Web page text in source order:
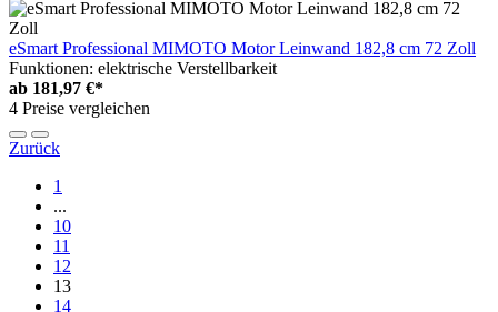
eSmart Professional MIMOTO Motor Leinwand 182,8 cm 72 Zoll
Funktionen: elektrische Verstellbarkeit
ab 181,97 €*
4 Preise vergleichen
Zurück
1
...
10
11
12
13
14